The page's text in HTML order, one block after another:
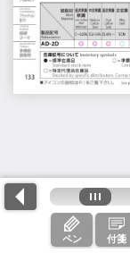
ペン 付箋